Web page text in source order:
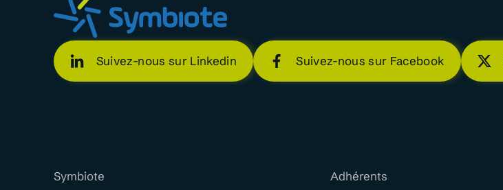
Suivez-nous sur Linkedin Suivez-nous sur Facebook
Symbiote
Adhérents